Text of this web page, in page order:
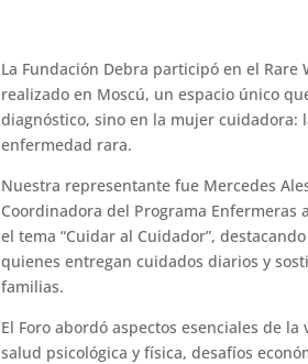
La Fundación Debra participó en el
realizado en Moscú, un espacio único
diagnóstico, sino en la mujer cuidadora:
enfermedad rara.
Nuestra representante fue Mercedes
Coordinadora del Programa
el tema “Cuidar al Cuidador”,
quienes entregan cuidados diarios y
familias.
El Foro abordó aspectos esenciales de
salud psicológica y física, desafíos